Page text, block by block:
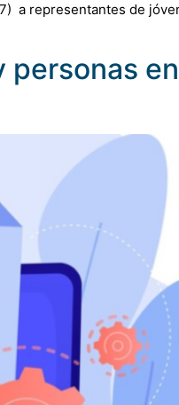
a representantes de
personas